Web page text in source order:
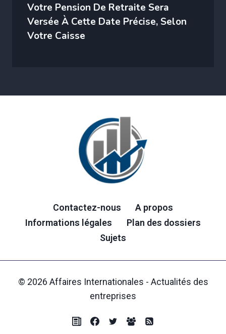
Votre Pension De Retraite Sera
Versée À Cette Date Précise, Selon
Votre Caisse
Contactez-nous
A propos
Informations légales
Plan des dossiers
Sujets
© 2026 Affaires Internationales - Actualités des
entreprises